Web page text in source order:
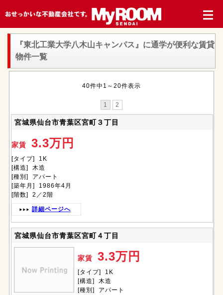
『東北工業大学八木山キャンパス』 に通学が便利な賃貸
物件一覧
40件中1～20件表示
1 2
宮城県仙台市青葉区宮町３丁目
家賃 3.3万円
[タイプ] 1K
[構造] 木造
[種別] アパート
[築年月] 1986年4月
[階数] 2／2階
詳細ページへ
宮城県仙台市青葉区宮町４丁目
家賃3.3万円
[タイプ] 1K
[構造] 木造
[種別] アパート